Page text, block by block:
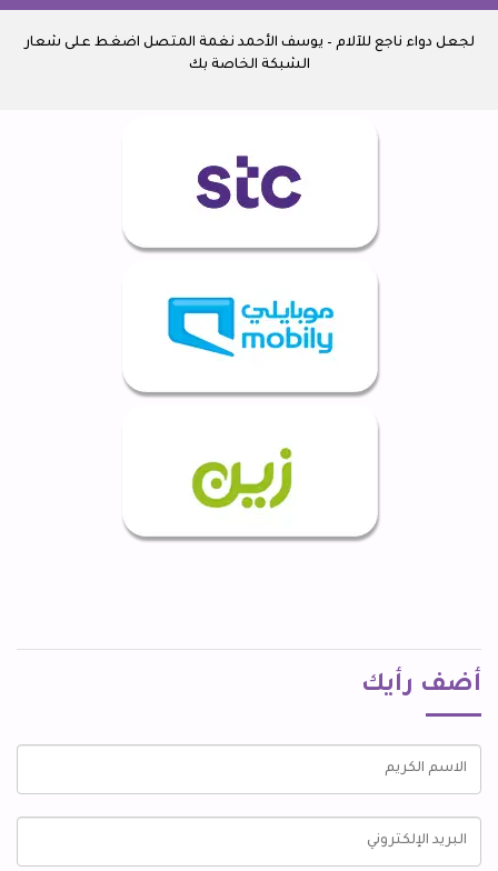
لجعل دواء ناجع للآلام – يوسف الأحمد نغمة المتصل اضغط على شعار
الشبكة الخاصة بك
أضف رأيك